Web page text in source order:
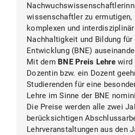
wissenschaftler zu ermutigen,
komplexen und
Nachhaltigkeit und Bildung
Entwicklung (BNE)
Mit dem BNE Preis Lehrewird
Dozentin bzw. ein Dozent
Studierenden für eine
Lehre im Sinne der BNE
Die Preise werden alle zwei
berücksichtigen
Lehrveranstaltungen aus den